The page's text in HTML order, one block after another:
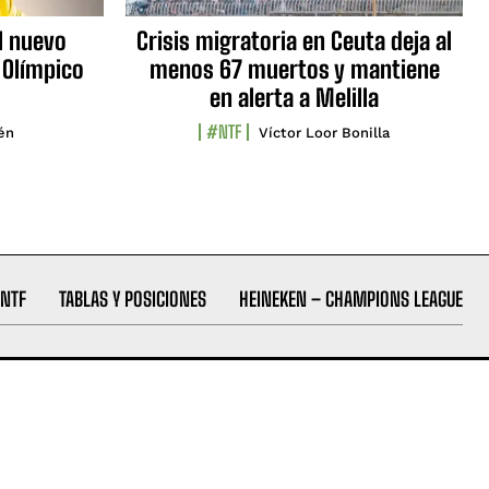
nuevo
Crisis migratoria en Ceuta deja al
menos 67 muertos y mantiene
en alerta a Melilla
#NTF Víctor Loor Bonilla
NTF TABLAS Y POSICIONES HEINEKEN – CHAMPIONS LEAGUE